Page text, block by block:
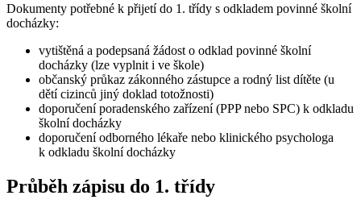
Dokumenty potřebné k přijetí do 1. třídy s odkladem povinné školní
docházky:
vytištěná a podepsaná žádost o odklad povinné školní
docházky (lze vyplnit i ve škole)
občanský průkaz zákonného zástupce a rodný list dítěte (u
dětí cizinců jiný doklad totožnosti)
doporučení poradenského zařízení (PPP nebo SPC) k odkladu
školní docházky
doporučení odborného lékaře nebo klinického psychologa
k odkladu školní docházky
Průběh zápisu do 1. třídy